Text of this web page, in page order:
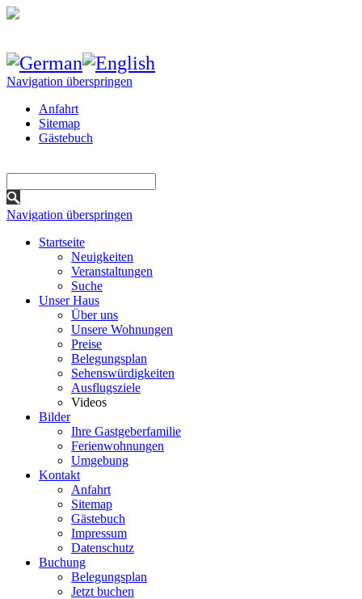
Navigation überspringen
Anfahrt
Sitemap
Gästebuch
Navigation überspringen
Startseite
Neuigkeiten
Veranstaltungen
Suche
Unser Haus
Über uns
Unsere Wohnungen
Preise
Belegungsplan
Sehenswürdigkeiten
Ausflugsziele
Videos
Bilder
Ihre Gastgeberfamilie
Ferienwohnungen
Umgebung
Kontakt
Anfahrt
Sitemap
Gästebuch
Impressum
Datenschutz
Buchung
Belegungsplan
Jetzt buchen